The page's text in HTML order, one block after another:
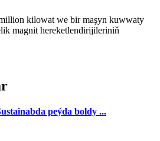
kilowat we bir maşyn kuwwaty
magnit hereketlendirijileriniň
peýda boldy ...